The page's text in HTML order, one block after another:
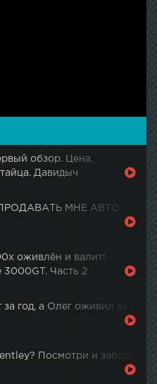
обзор. Цена,
Давидыч
МНЕ АВТО -
оживлён и валит!
3000GT. Часть 2
год, а Олег оживил за
Посмотри и забудь